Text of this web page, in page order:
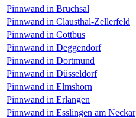
Pinnwand in Bruchsal
Pinnwand in Clausthal-Zellerfeld
Pinnwand in Cottbus
Pinnwand in Deggendorf
Pinnwand in Dortmund
Pinnwand in Düsseldorf
Pinnwand in Elmshorn
Pinnwand in Erlangen
Pinnwand in Esslingen am Neckar